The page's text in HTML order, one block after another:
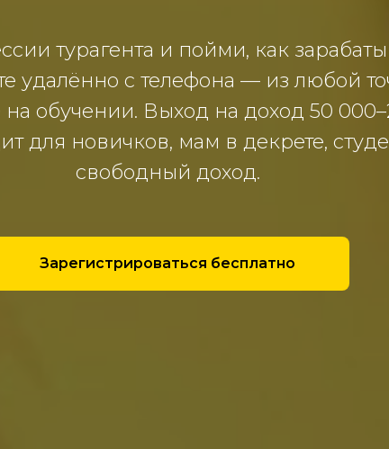
турагента и пойми, как
удалённо с телефона — из любой
на обучении. Выход на доход 50
для новичков, мам в декрете,
свободный доход.
Зарегистрироваться бесплатно